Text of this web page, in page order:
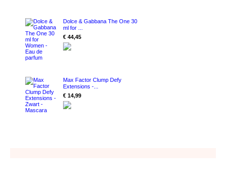
Dolce & Gabbana The One 30
ml for ...
€ 44,45
Max Factor Clump Defy
Extensions -...
€ 14,99